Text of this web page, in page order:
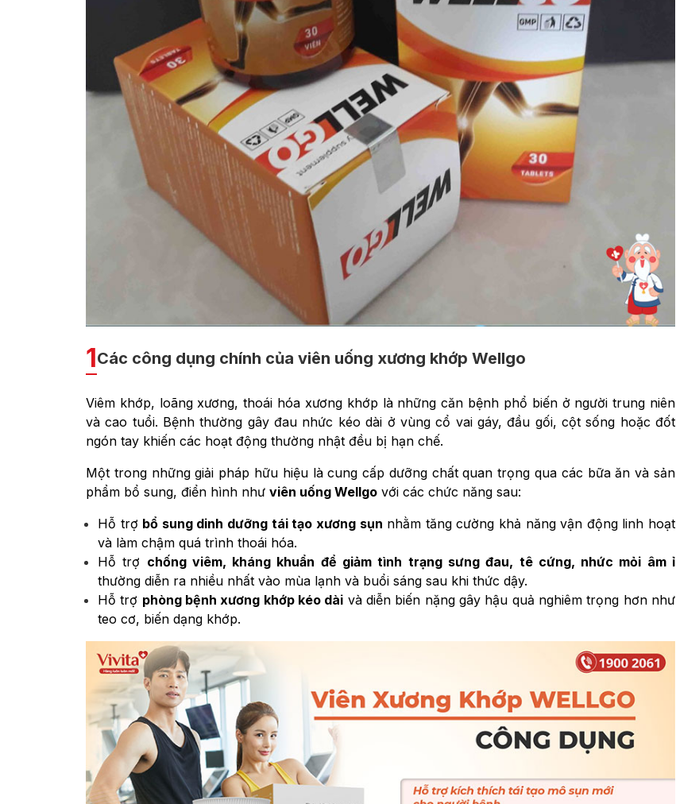
1Các công dụng chính của viên uống xương khớp Wellgo
Viêm khớp, loãng xương, thoái hóa xương khớp là những căn bệnh phổ biến ở người trung niên
và cao tuổi. Bệnh thường gây đau nhức kéo dài ở vùng cổ vai gáy, đầu gối, cột sống hoặc đốt
ngón tay khiến các hoạt động thường nhật đều bị hạn chế.
Một trong những giải pháp hữu hiệu là cung cấp dưỡng chất quan trọng qua các bữa ăn và sản
phẩm bổ sung, điển hình như viên uống Wellgo với các chức năng sau:
Hỗ trợ bổ sung dinh dưỡng tái tạo xương sụn nhằm tăng cường khả năng vận động linh hoạt
và làm chậm quá trình thoái hóa.
Hỗ trợ chống viêm, kháng khuẩn để giảm tình trạng sưng đau, tê cứng, nhức mỏi âm ỉ
thường diễn ra nhiều nhất vào mùa lạnh và buổi sáng sau khi thức dậy.
Hỗ trợ phòng bệnh xương khớp kéo dài và diễn biến nặng gây hậu quả nghiêm trọng hơn như
teo cơ, biến dạng khớp.